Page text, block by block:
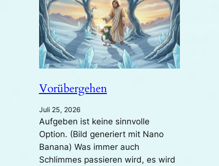
Vorübergehen
Juli 25, 2026
Aufgeben ist keine sinnvolle
Option. (Bild generiert mit Nano
Banana) Was immer auch
Schlimmes passieren wird, es wird